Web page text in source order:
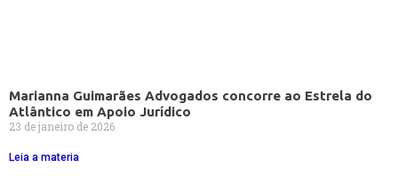
Marianna Guimarães Advogados concorre ao Estrela do
Atlântico em Apoio Jurídico
23 de janeiro de 2026
Leia a materia